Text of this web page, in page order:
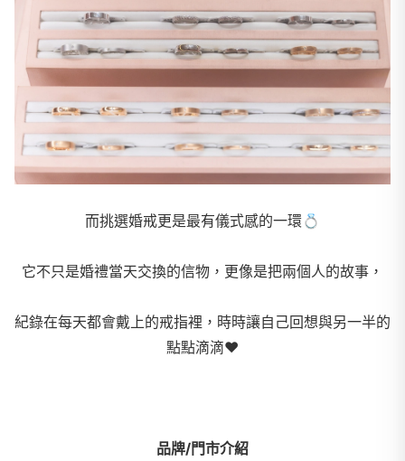
而挑選婚戒更是最有儀式感的一環💍
它不只是婚禮當天交換的信物，更像是把兩個人的故事，
紀錄在每天都會戴上的戒指裡，時時讓自己回想與另一半的
點點滴滴❤
品牌/門市介紹